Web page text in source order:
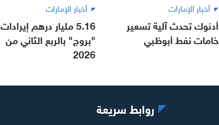
أخبار الإمارات
أدنوك تحدث آلية تسعير
خامات نفط أبوظبي
أخبار الإمارات
5.16 مليار درهم إيرادات
"بروج" بالربع الثاني من
2026
روابط سريعة